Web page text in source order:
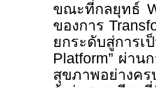
ขณะที่กลยุทธ์
ของการ
ยกระดับสู่การเ
Platform” ผ่าน
สุขภาพอย่างค